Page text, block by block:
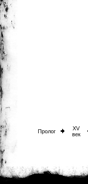
Пролог
XV
век